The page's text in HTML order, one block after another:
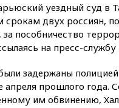
уездный суд в
двух россиян,
за пособничество
на пресс-
задержаны полицией
апреля прошлого года.
им обвинению,